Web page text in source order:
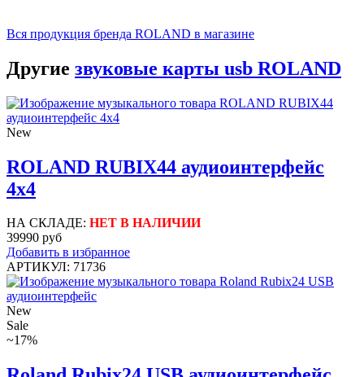
Вся продукция бренда ROLAND в магазине
Другие звуковые карты usb ROLAND
New
ROLAND RUBIX44 аудиоинтерфейс
4х4
НА СКЛАДЕ: НЕТ В НАЛИЧИИ
39990 руб
Добавить в избранное
АРТИКУЛ: 71736
New
Sale
~17%